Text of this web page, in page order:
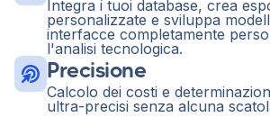
Integra i tuoi database, crea
personalizzate e sviluppa
interfacce completamente
l'analisi tecnologica.
Precisione
Calcolo dei costi e
ultra-precisi senza alcuna